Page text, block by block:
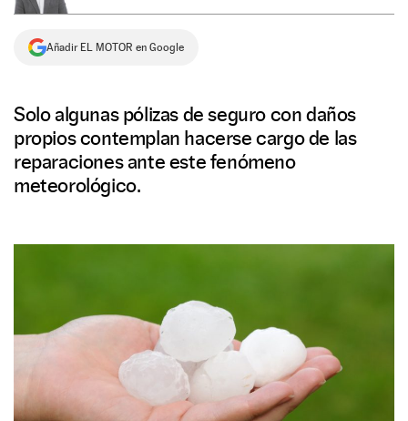
Añadir EL MOTOR en Google
Solo algunas pólizas de seguro con daños
propios contemplan hacerse cargo de las
reparaciones ante este fenómeno
meteorológico.